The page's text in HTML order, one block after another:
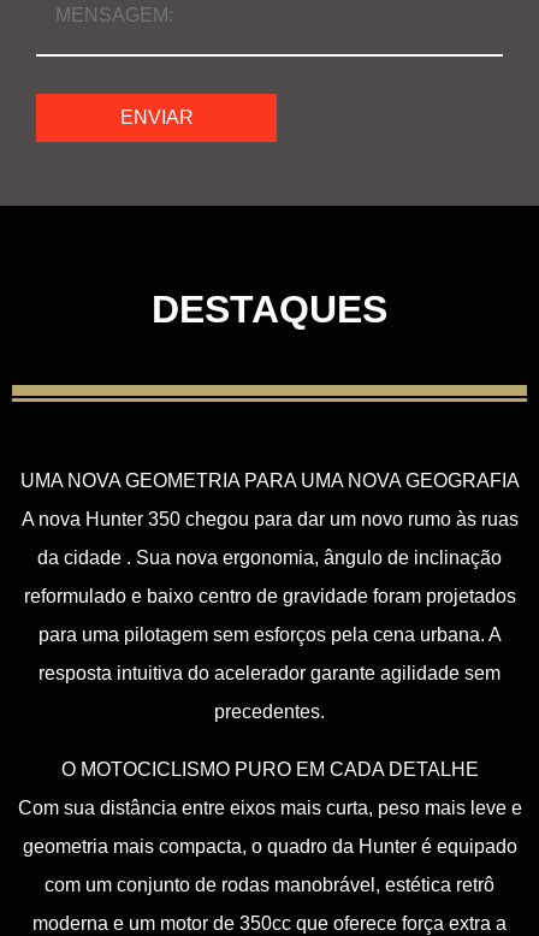
DESTAQUES
UMA NOVA GEOMETRIA PARA UMA NOVA GEOGRAFIA
A nova Hunter 350 chegou para dar um novo rumo às ruas
da cidade . Sua nova ergonomia, ângulo de inclinação
reformulado e baixo centro de gravidade foram projetados
para uma pilotagem sem esforços pela cena urbana. A
resposta intuitiva do acelerador garante agilidade sem
precedentes.
O MOTOCICLISMO PURO EM CADA DETALHE
Com sua distância entre eixos mais curta, peso mais leve e
geometria mais compacta, o quadro da Hunter é equipado
com um conjunto de rodas manobrável, estética retrô
moderna e um motor de 350cc que oferece força extra a